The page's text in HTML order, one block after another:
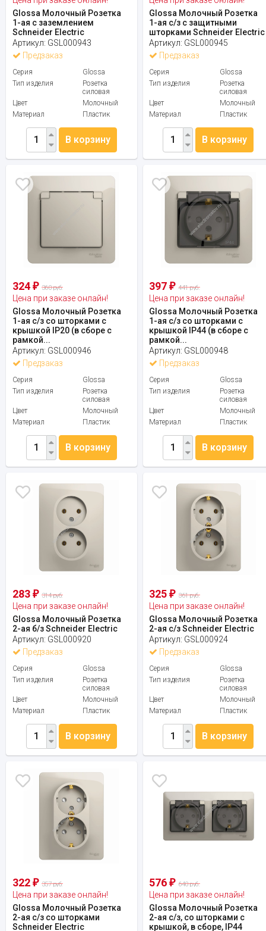
Glossa Молочный Розетка
1-ая с заземлением
Schneider Electric
Артикул: GSL000943
Предзаказ
Серия
Glossa
Тип изделия
Розетка
силовая
Цвет
Молочный
Материал
Пластик
В корзину
Glossa Молочный Розетка
1-ая с/з с защитными
шторками Schneider Electric
Артикул: GSL000945
Предзаказ
Серия
Glossa
Тип изделия
Розетка
силовая
Цвет
Молочный
Материал
Пластик
В корзину
324 ₽ 360 руб.
Цена при заказе онлайн!
Glossa Молочный Розетка
1-ая с/з со шторками с
крышкой IP20 (в сборе с
рамкой...
Артикул: GSL000946
Предзаказ
Серия
Glossa
Тип изделия
Розетка
силовая
Цвет
Молочный
Материал
Пластик
В корзину
397₽ 441 руб.
Цена при заказе онлайн!
Glossa Молочный Розетка
1-ая с/з со шторками с
крышкой IP44 (в сборе с
рамкой...
Артикул: GSL000948
Предзаказ
Серия
Glossa
Тип изделия
Розетка
силовая
Цвет
Молочный
Материал
Пластик
В корзину
283 ₽ 314 руб.
Цена при заказе онлайн!
Glossa Молочный Розетка
2-ая б/з Schneider Electric
Артикул: GSL000920
Предзаказ
Серия
Glossa
Тип изделия
Розетка
силовая
Цвет
Молочный
Материал
Пластик
В корзину
325₽ 361 руб.
Цена при заказе онлайн!
Glossa Молочный Розетка
2-ая с/з Schneider Electric
Артикул: GSL000924
Предзаказ
Серия
Glossa
Тип изделия
Розетка
силовая
Цвет
Молочный
Материал
Пластик
В корзину
322 ₽ 357 руб.
Цена при заказе онлайн!
Glossa Молочный Розетка
2-ая с/з со шторками
Schneider Electric
576₽ 640 руб.
Цена при заказе онлайн!
Glossa Молочный Розетка
2-ая с/з, со шторками с
крышкой, в сборе, IP44